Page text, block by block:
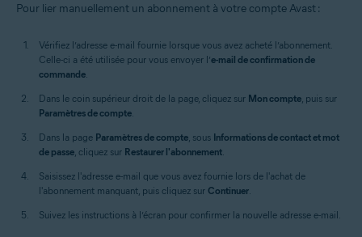
Pour lier manuellement un abonnement à votre compte Avast :
Vérifiez l’adresse e-mail fournie lorsque vous avez acheté l’abonnement.
Celle-ci a été utilisée pour vous envoyer l’e-mail de confirmation de
commande.
Dans le coin supérieur droit de la page, cliquez sur Mon compte, puis sur
Paramètres de compte.
Dans la page Paramètres de compte, sous Informations de contact et mot
de passe, cliquez sur Restaurer l'abonnement.
Saisissez l'adresse e-mail que vous avez fournie lors de l'achat de
l'abonnement manquant, puis cliquez sur Continuer.
Suivez les instructions à l’écran pour confirmer la nouvelle adresse e-mail.